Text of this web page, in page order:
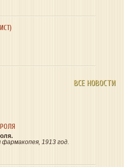
ВСЕ НОВОСТИ
фармакопея, 1913 год.